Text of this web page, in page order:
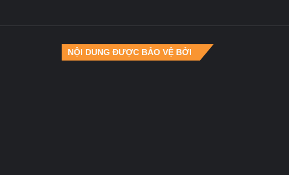
NỘI DUNG ĐƯỢC BẢO VỆ BỞI